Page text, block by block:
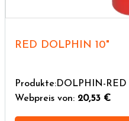
RED DOLPHIN 10"
Produkte:DOLPHIN-RED
Webpreis von: 20,53 €